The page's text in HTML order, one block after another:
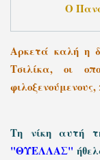
Ο
Αρκετά καλή η
Τσιλίκα, οι
Τη νίκη αυτή
"ΘΥΕΛΛΑΣ"